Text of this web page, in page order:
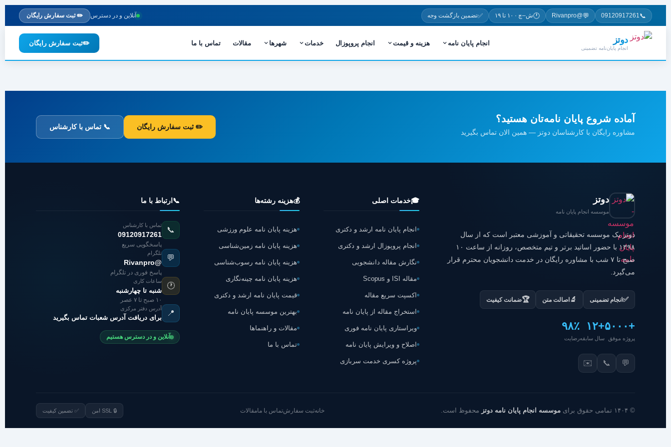
📞
09120917261
💬
@Rivanpro
🕐ش–چ · ۱۰ تا ۱۹ ✅تضمین بازگشت وجه آنلاین و در دسترس ✏️ ثبت سفارش رایگان
دوتز
انجام پایان‌نامه تضمینی
انجام پایان نامه هزینه و قیمت انجام پروپوزال خدمات شهرها مقالات تماس با ما ✏️ثبت سفارش رایگان
آماده شروع پایان نامه‌تان هستید؟
مشاوره رایگان با کارشناسان دوتز — همین الان تماس بگیرید
✏️ ثبت سفارش رایگان 📞 تماس با کارشناس
دوتز
موسسه انجام پایان نامه
دوتز یک موسسه تحقیقاتی و آموزشی معتبر است که از سال
۱۳۹۸ با حضور اساتید برتر و تیم متخصص، روزانه از ساعت ۱۰
صبح تا ۷ شب با مشاوره رایگان در خدمت دانشجویان محترم قرار
می‌گیرد.
✅انجام تضمینی 🔬اصالت متن 🏆ضمانت کیفیت
+۵۰۰۰
پروژه موفق
+۱۲
سال سابقه
۹۸٪
رضایت
💬
📞
✉️
🎓خدمات اصلی
انجام پایان نامه ارشد و دکتری
انجام پروپوزال ارشد و دکتری
نگارش مقاله دانشجویی
مقاله ISI و Scopus
اکسپت سریع مقاله
استخراج مقاله از پایان نامه
ویراستاری پایان نامه فوری
اصلاح و ویرایش پایان نامه
پروژه کسری خدمت سربازی
💰هزینه رشته‌ها
هزینه پایان نامه علوم ورزشی
هزینه پایان نامه زمین‌شناسی
هزینه پایان نامه رسوب‌شناسی
هزینه پایان نامه چینه‌نگاری
قیمت پایان نامه ارشد و دکتری
بهترین موسسه پایان نامه
مقالات و راهنماها
تماس با ما
📞 ارتباط با ما
📞
تماس با کارشناس
09120917261
پاسخگویی سریع
💬
تلگرام
@Rivanpro
پاسخ فوری در تلگرام
🕐
ساعات کاری
شنبه تا چهارشنبه
۱۰ صبح تا ۷ عصر
📍
آدرس دفتر مرکزی
برای دریافت آدرس شعبات تماس بگیرید
آنلاین و در دسترس هستیم
© ۱۴۰۴ تمامی حقوق برای موسسه انجام پایان نامه دوتز محفوظ است. خانهثبت سفارشتماس با مامقالات 🔒 SSL امن ✅ تضمین کیفیت